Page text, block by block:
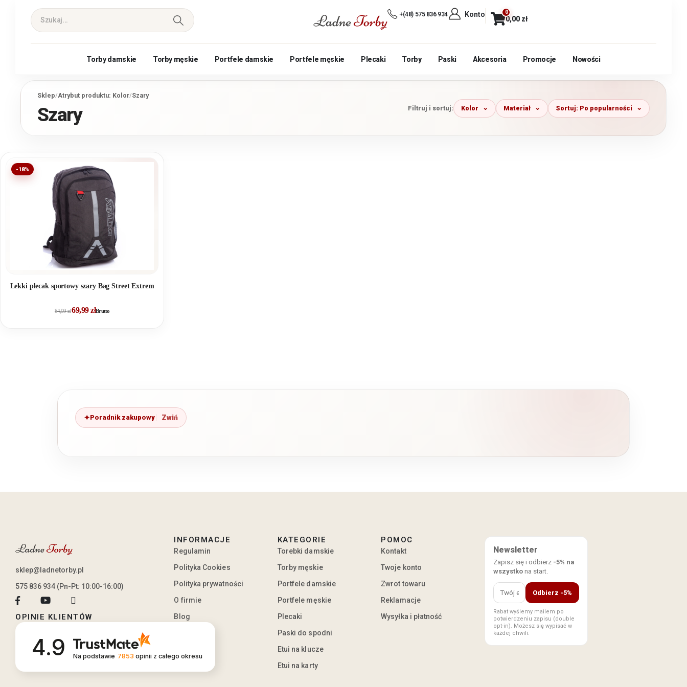
+(48) 575 836 934 Konto 0
0,00 zł
Torby damskie Torby męskie Portfele damskie Portfele męskie Plecaki Torby Paski Akcesoria Promocje Nowości
Sklep/Atrybut produktu: Kolor/Szary
Szary Filtruj i sortuj: Kolor Materiał Sortuj: Po popularności
-18%
Lekki plecak sportowy szary Bag Street Extrem
84,99zł69,99złBrutto
Poradnik zakupowy
sklep@ladnetorby.pl
575 836 934 (Pn-Pt: 10:00-16:00)
OPINIE KLIENTÓW
4.9 Na podstawie 7853 opinii z całego okresu
INFORMACJE
Regulamin
Polityka Cookies
Polityka prywatności
O firmie
Blog
KATEGORIE
Torebki damskie
Torby męskie
Portfele damskie
Portfele męskie
Plecaki
Paski do spodni
Etui na klucze
Etui na karty
POMOC
Kontakt
Twoje konto
Zwrot towaru
Reklamacje
Wysyłka i płatność
Newsletter
Zapisz się i odbierz -5% na
wszystkona start.
Odbierz -5%
Rabat wyślemy mailem po
potwierdzeniu zapisu (double
opt-in). Możesz się wypisać w
każdej chwili.